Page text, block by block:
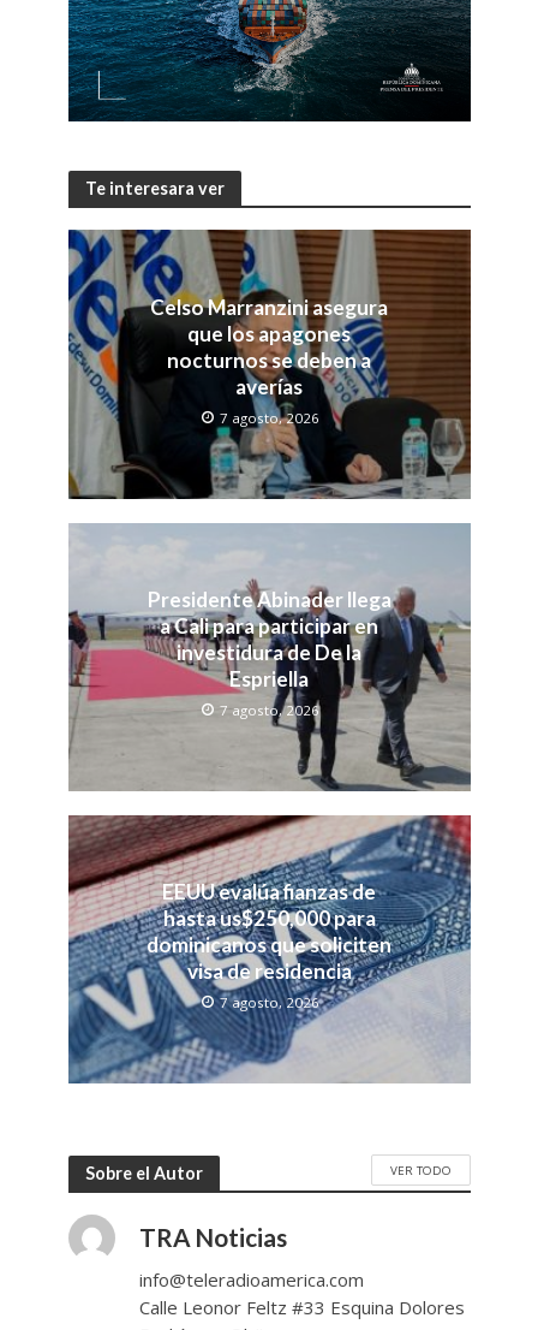
Te interesara ver
Celso Marranzini asegura
que los apagones
nocturnos se deben a
averías
7 agosto, 2026
Presidente Abinader llega
a Cali para participar en
investidura de De la
Espriella
7 agosto, 2026
EEUU evalúa fianzas de
hasta us$250,000 para
dominicanos que soliciten
visa de residencia
7 agosto, 2026
Sobre el Autor VER TODO
TRA Noticias
info@teleradioamerica.com
Calle Leonor Feltz #33 Esquina Dolores